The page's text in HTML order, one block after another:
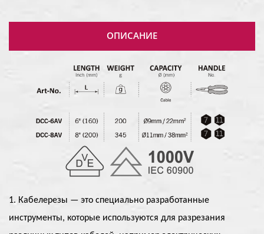
ОПИСАНИЕ
1. Кабелерезы — это специально разработанные
инструменты, которые используются для разрезания